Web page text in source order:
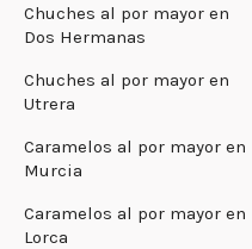
Chuches al por mayor en
Dos Hermanas
Chuches al por mayor en
Utrera
Caramelos al por mayor en
Murcia
Caramelos al por mayor en
Lorca